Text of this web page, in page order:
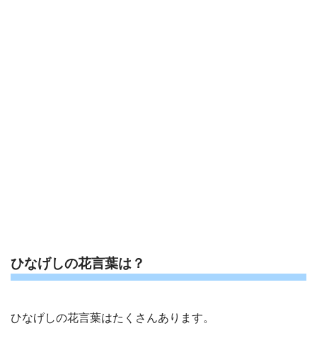
ひなげしの花言葉は？
ひなげしの花言葉はたくさんあります。